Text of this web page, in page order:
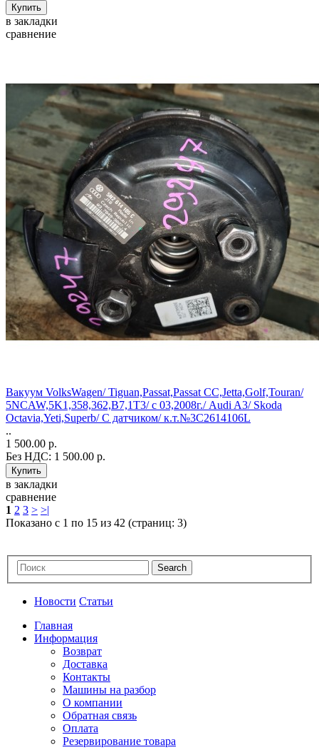
в закладки
сравнение
Вакуум VolksWagen/ Tiguan,Passat,Passat CC,Jetta,Golf,Touran/
5NCAW,5K1,358,362,B7,1T3/ c 03,2008г./ Audi A3/ Skoda
Octavia,Yeti,Superb/ C датчиком/ к.т.№3C2614106L
..
1 500.00 р.
Без НДС: 1 500.00 р.
в закладки
сравнение
1 2 3 > >|
Показано с 1 по 15 из 42 (страниц: 3)
Новости Статьи
Главная
Информация
Возврат
Доставка
Контакты
Машины на разбор
О компании
Обратная связь
Оплата
Резервирование товара